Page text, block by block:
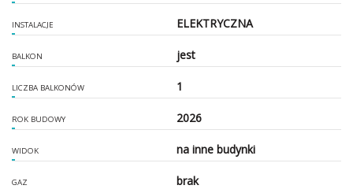
INSTALACJE ELEKTRYCZNA
BALKON jest
LICZBA BALKONÓW 1
ROK BUDOWY 2026
WIDOK na inne budynki
GAZ brak